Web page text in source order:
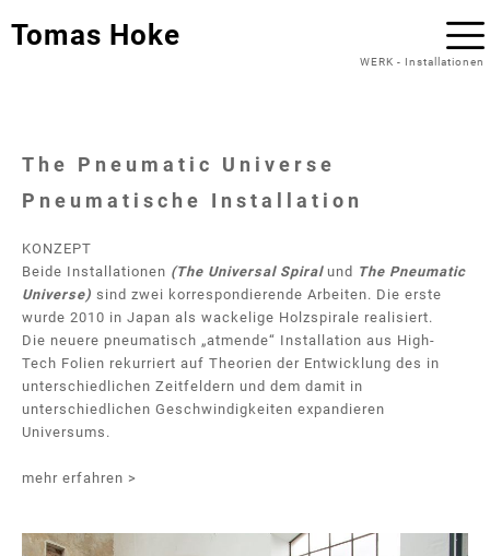
Tomas Hoke
WERK - Installationen
The Pneumatic Universe
Pneumatische Installation
KONZEPT
Beide Installationen (The Universal Spiral und The Pneumatic
Universe) sind zwei korrespondierende Arbeiten. Die erste
wurde 2010 in Japan als wackelige Holzspirale realisiert.
Die neuere pneumatisch „atmende“ Installation aus High-
Tech Folien rekurriert auf Theorien der Entwicklung des in
unterschiedlichen Zeitfeldern und dem damit in
unterschiedlichen Geschwindigkeiten expandieren
Universums.
mehr erfahren >